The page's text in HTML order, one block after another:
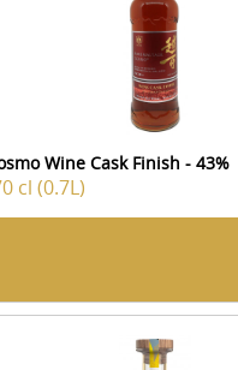
Wine Cask Finish - 43%
cl (0.7L)